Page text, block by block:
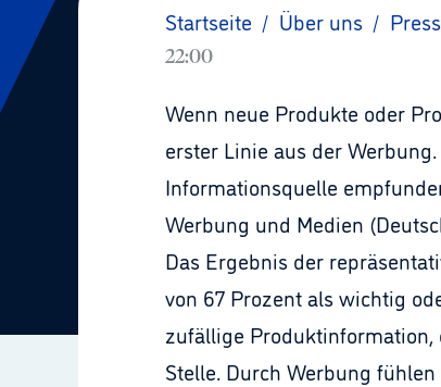
Startseite / Über uns /
22:00
Wenn neue Produkte oder
erster Linie aus der
Informationsquelle
Werbung und Medien
Das Ergebnis der
von 67 Prozent als wichtig
zufällige Produktinformation,
Stelle. Durch Werbung